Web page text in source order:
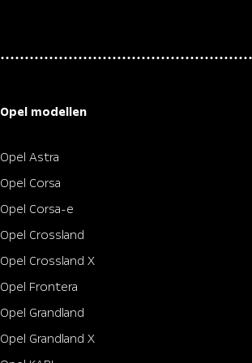
Opel modellen
Opel Astra
Opel Corsa
Opel Corsa-e
Opel Crossland
Opel Crossland X
Opel Frontera
Opel Grandland
Opel Grandland X